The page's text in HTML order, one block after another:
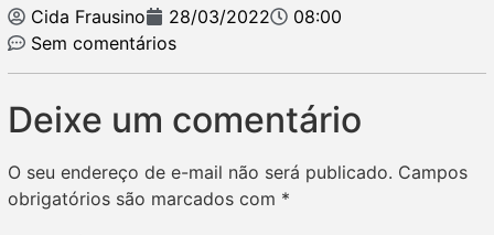
Cida Frausino
28/03/2022
08:00
Sem comentários
Deixe um comentário
O seu endereço de e-mail não será publicado. Campos
obrigatórios são marcados com *